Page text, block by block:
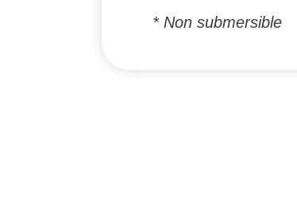
* Non submersible